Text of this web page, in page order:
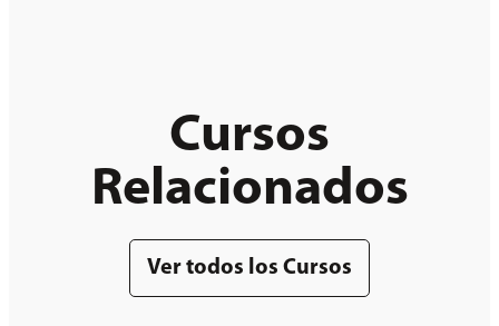
Cursos
Relacionados
Ver todos los Cursos